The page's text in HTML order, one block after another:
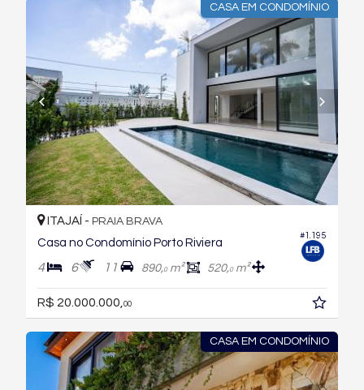
CASA EM CONDOMÍNIO
#1.195
ITAJAÍ - PRAIA BRAVA
Casa no Condomínio Porto Riviera
4 6 11 890,0m² 520,0m²
R$ 20.000.000, 00
CASA EM CONDOMÍNIO